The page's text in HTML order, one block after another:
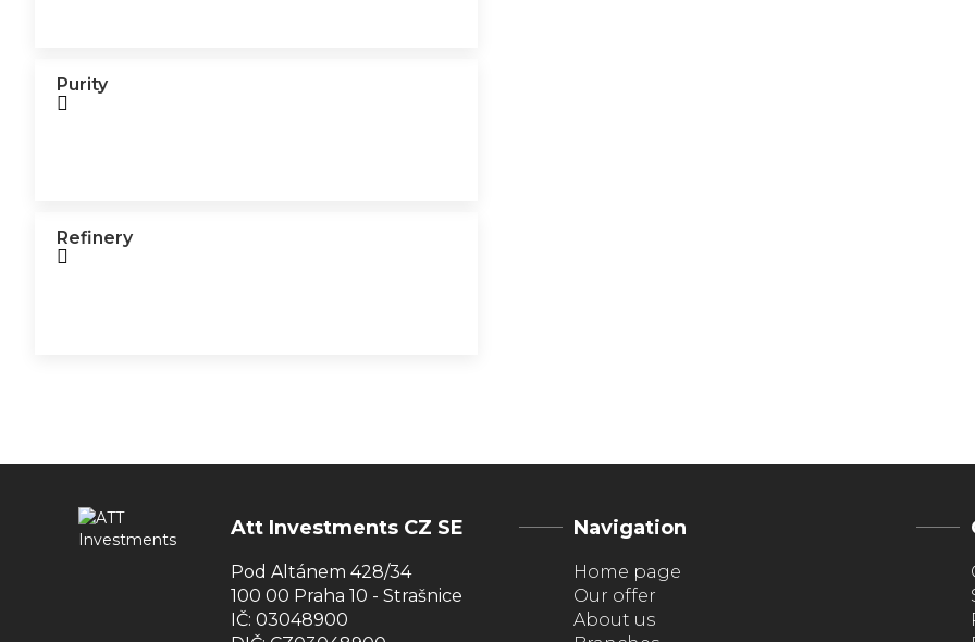
Purity
Refinery
Att Investments CZ SE
Pod Altánem 428/34
100 00 Praha 10 - Strašnice
IČ: 03048900
Navigation
Home page
Our offer
About us